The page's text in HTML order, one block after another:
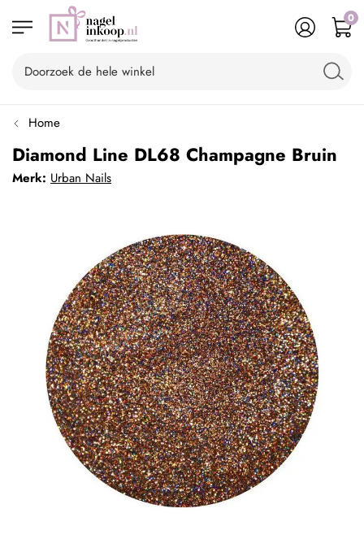
0
Home
Diamond Line DL68 Champagne Bruin
Merk: Urban Nails